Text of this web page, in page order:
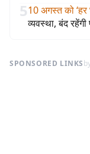
510 अगस्त को ‘हर
व्यवस्था, बंद
SPONSORED LINKS